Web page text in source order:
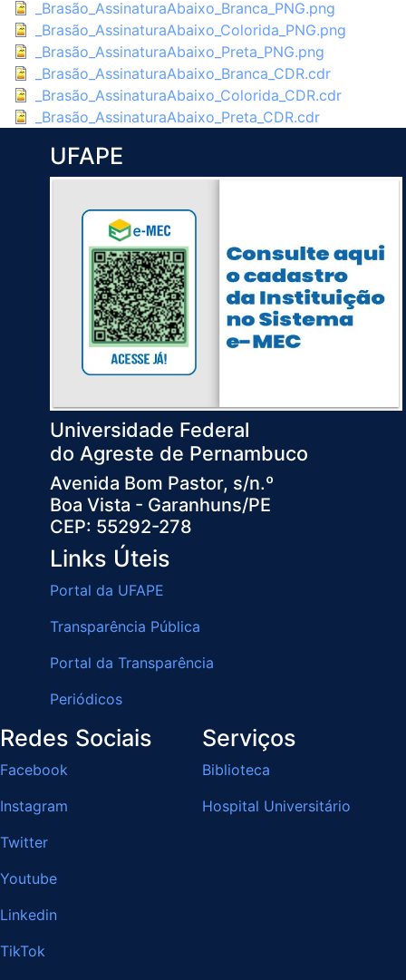
_Brasão_AssinaturaAbaixo_Branca_PNG.png
_Brasão_AssinaturaAbaixo_Colorida_PNG.png
_Brasão_AssinaturaAbaixo_Preta_PNG.png
_Brasão_AssinaturaAbaixo_Branca_CDR.cdr
_Brasão_AssinaturaAbaixo_Colorida_CDR.cdr
_Brasão_AssinaturaAbaixo_Preta_CDR.cdr
UFAPE
Universidade Federal
do Agreste de Pernambuco
Avenida Bom Pastor, s/n.º
Boa Vista - Garanhuns/PE
CEP: 55292-278
Links Úteis
Portal da UFAPE
Transparência Pública
Portal da Transparência
Periódicos
Redes Sociais
Facebook
Instagram
Twitter
Youtube
Linkedin
TikTok
Serviços
Biblioteca
Hospital Universitário